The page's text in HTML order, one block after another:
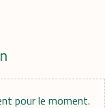
pour le moment.